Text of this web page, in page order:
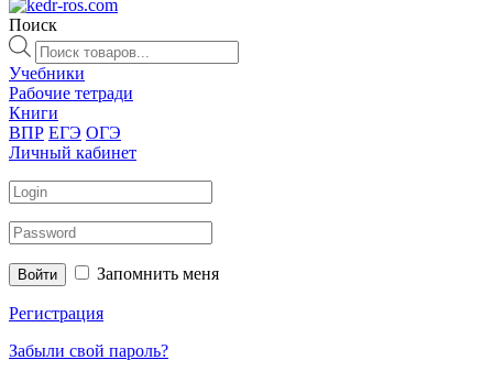
Поиск
Поиск
товаров
Учебники
Рабочие тетради
Книги
ВПР ЕГЭ ОГЭ
Личный кабинет
Войти Запомнить меня
Регистрация
Забыли свой пароль?